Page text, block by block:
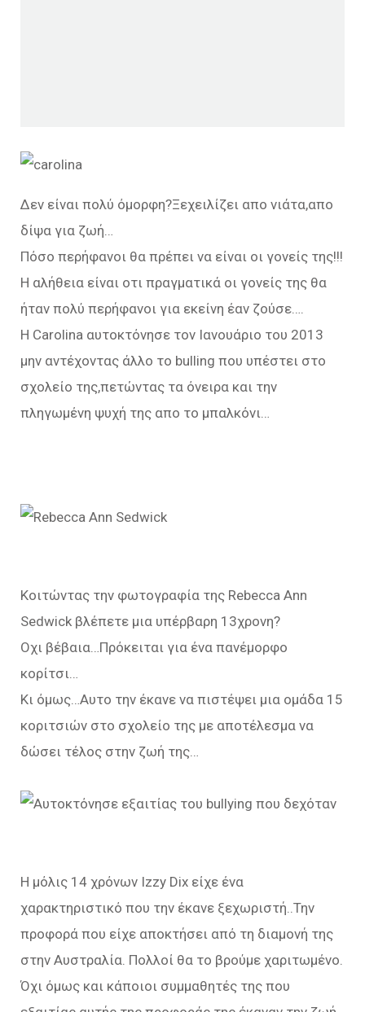
Δεν είναι πολύ όμορφη?Ξεχειλίζει απο νιάτα,απο
δίψα για ζωή…
Πόσο περήφανοι θα πρέπει να είναι οι γονείς της!!!
Η αλήθεια είναι οτι πραγματικά οι γονείς της θα
ήταν πολύ περήφανοι για εκείνη έαν ζούσε….
Η Carolina αυτοκτόνησε τον Ιανουάριο του 2013
μην αντέχοντας άλλο το bulling που υπέστει στο
σχολείο της,πετώντας τα όνειρα και την
πληγωμένη ψυχή της απο το μπαλκόνι…
Κοιτώντας την φωτογραφία της Rebecca Ann
Sedwick βλέπετε μια υπέρβαρη 13χρονη?
Οχι βέβαια…Πρόκειται για ένα πανέμορφο
κορίτσι…
Κι όμως…Αυτο την έκανε να πιστέψει μια ομάδα 15
κοριτσιών στο σχολείο της με αποτέλεσμα να
δώσει τέλος στην ζωή της…
Η μόλις 14 χρόνων Izzy Dix είχε ένα
χαρακτηριστικό που την έκανε ξεχωριστή..Την
προφορά που είχε αποκτήσει από τη διαμονή της
στην Αυστραλία. Πολλοί θα το βρούμε χαριτωμένο.
Όχι όμως και κάποιοι συμμαθητές της που